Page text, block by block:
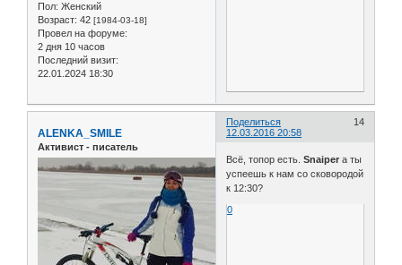
Пол: Женский
Возраст: 42 [1984-03-18]
Провел на форуме:
2 дня 10 часов
Последний визит:
22.01.2024 18:30
Поделиться
14
12.03.2016 20:58
ALENKA_SMILE
Активист - писатель
Всё, топор есть.Snaiper а ты
успеешь к нам со сковородой
к 12:30?
0